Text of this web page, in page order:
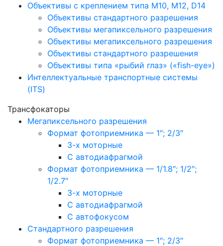
Объективы с креплением типа M10, M12, D14
Объективы стандартного разрешения
Объективы мегапиксельного разрешения
Объективы мегапиксельного разрешения
Объективы стандартного разрешения
Объективы типа «рыбий глаз» («fish-eye»)
Интеллектуальные транспортные системы
(ITS)
Трансфокаторы
Мегапиксельного разрешения
Формат фотоприемника — 1″; 2/3″
3-х моторные
С автодиафрагмой
Формат фотоприемника — 1/1.8″; 1/2″;
1/2.7″
3-х моторные
С автодиафрагмой
С автофокусом
Стандартного разрешения
Формат фотоприемника — 1″; 2/3″